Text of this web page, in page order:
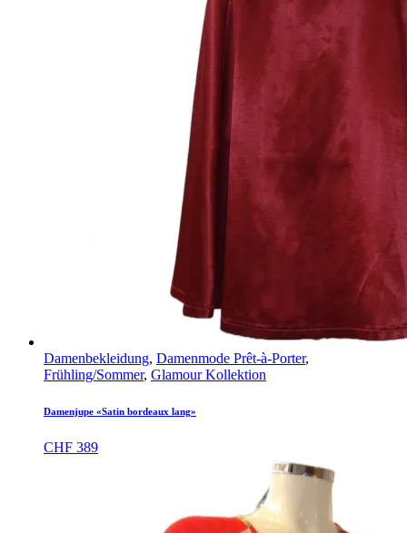
Damenbekleidung, Damenmode Prêt-à-Porter,
Frühling/Sommer, Glamour Kollektion
Damenjupe «Satin bordeaux lang»
CHF 389